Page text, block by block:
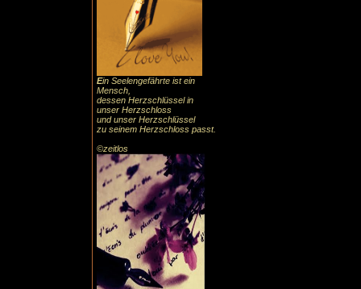
Ein Seelengefährte ist ein
Mensch,
dessen Herzschlüssel in
unser Herzschloss
und unser Herzschlüssel
zu seinem Herzschloss passt.
©zeitlos